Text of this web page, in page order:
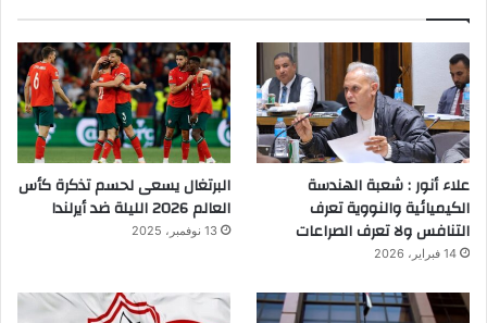
علاء أنور : شعبة الهندسة
الكيميائية والنووية تعرف
التنافس ولا تعرف الصراعات
14 فبراير، 2026
البرتغال يسعى لحسم تذكرة كأس
العالم 2026 الليلة ضد أيرلندا
13 نوفمبر، 2025